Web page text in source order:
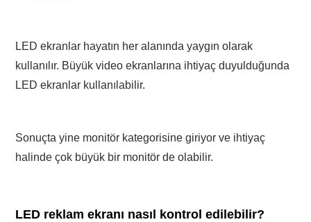
LED ekranlar hayatın her alanında yaygın olarak
kullanılır. Büyük video ekranlarına ihtiyaç duyulduğunda
LED ekranlar kullanılabilir.
Sonuçta yine monitör kategorisine giriyor ve ihtiyaç
halinde çok büyük bir monitör de olabilir.
LED reklam ekranı nasıl kontrol edilebilir?